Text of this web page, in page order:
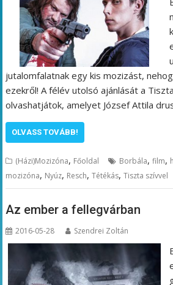
jutalomfalatnak egy kis mozizást,
ezekről! A félév utolsó ajánlását a
olvashatjátok, amelyet József Attila
OLVASS TOVÁBB!
(Házi)Mozizóna, Főoldal Borbála,film,
mozizóna, Nyúz, Resch,Tétékás,Tiszta szívvel
Az ember a fellegvárban
2016-05-28 Szendrei Zoltán